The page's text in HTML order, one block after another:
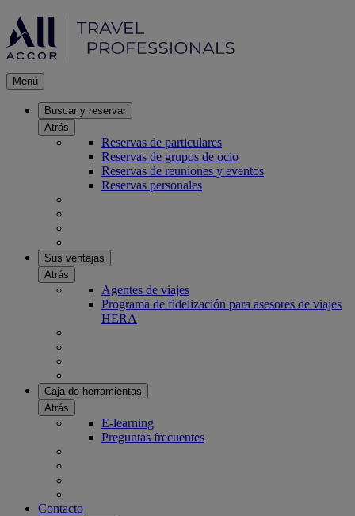
Menú
Buscar y reservar
Atrás
Reservas de particulares
Reservas de grupos de ocio
Reservas de reuniones y eventos
Reservas personales
Sus ventajas
Atrás
Agentes de viajes
Programa de fidelización para asesores de viajes
HERA
Caja de herramientas
Atrás
E-learning
Preguntas frecuentes
Contacto